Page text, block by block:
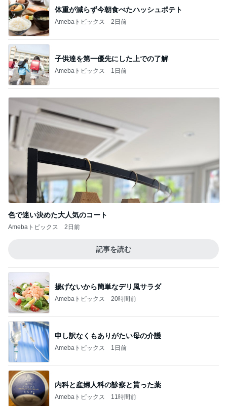
体重が減らず今朝食べたハッシュポテト
Amebaトピックス 2日前
子供達を第一優先にした上での了解
Amebaトピックス 1日前
色で迷い決めた大人気のコート
Amebaトピックス 2日前
記事を読む
揚げないから簡単なデリ風サラダ
Amebaトピックス 20時間前
申し訳なくもありがたい母の介護
Amebaトピックス 1日前
内科と産婦人科の診察と貰った薬
Amebaトピックス 11時間前